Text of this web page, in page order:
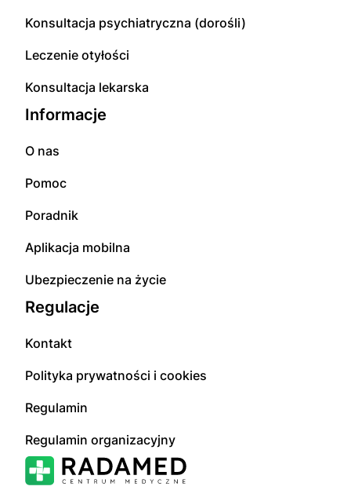
Konsultacja psychiatryczna (dorośli)
Leczenie otyłości
Konsultacja lekarska
Informacje
O nas
Pomoc
Poradnik
Aplikacja mobilna
Ubezpieczenie na życie
Regulacje
Kontakt
Polityka prywatności i cookies
Regulamin
Regulamin organizacyjny